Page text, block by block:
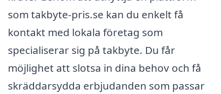
som takbyte-pris.se kan du enkelt få
kontakt med lokala företag som
specialiserar sig på takbyte. Du får
möjlighet att slotsa in dina behov och få
skräddarsydda erbjudanden som passar